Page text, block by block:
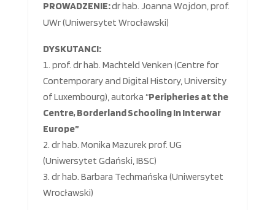
PROWADZENIE:dr hab. Joanna Wojdon, prof.
UWr (Uniwersytet Wrocławski)
DYSKUTANCI:
prof. dr hab. Machteld Venken (Centre for
Contemporary and Digital History, University
of Luxembourg), autorka “Peripheries at the
Centre, Borderland Schooling In Interwar
Europe”
dr hab. Monika Mazurek prof. UG
(Uniwersytet Gdański, IBSC)
dr hab. Barbara Techmańska (Uniwersytet
Wrocławski)